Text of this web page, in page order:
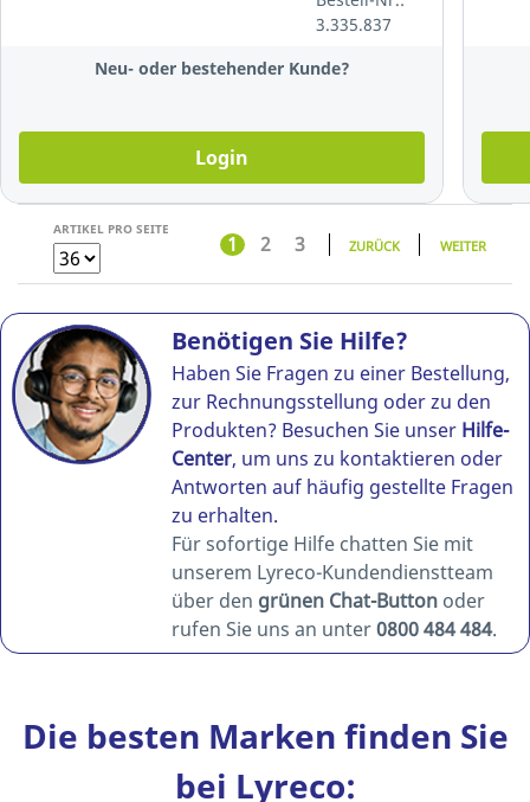
3.335.837
Neu- oder bestehender Kunde?
Login
ARTIKEL PRO SEITE
1 2 3 ZURÜCK WEITER
Benötigen Sie Hilfe?
Haben Sie Fragen zu einer Bestellung,
zur Rechnungsstellung oder zu den
Produkten? Besuchen Sie unser Hilfe-
Center, um uns zu kontaktieren oder
Antworten auf häufig gestellte Fragen
zu erhalten.
Für sofortige Hilfe chatten Sie mit
unserem Lyreco-Kundendienstteam
über den grünen Chat-Button oder
rufen Sie uns an unter0800 484 484.
Die besten Marken finden Sie
bei Lyreco: